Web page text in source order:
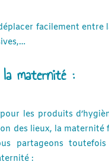
facilement entre
la maternité :
les produits
des lieux, la maternité
partageons
: